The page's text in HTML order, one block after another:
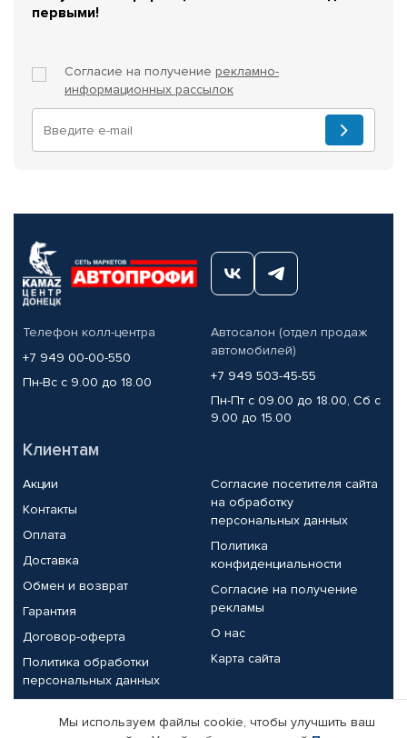
первыми!
Согласие на получение рекламно-
информационных рассылок
Телефон колл-центра
+7 949 00-00-550
Пн-Вс с 9.00 до 18.00
Автосалон (отдел продаж
автомобилей)
+7 949 503-45-55
Пн-Пт с 09.00 до 18.00, Сб с
9.00 до 15.00
Клиентам
Акции
Контакты
Оплата
Доставка
Обмен и возврат
Гарантия
Договор-оферта
Политика обработки
персональных данных
Согласие посетителя сайта
на обработку
персональных данных
Политика
конфиденциальности
Согласие на получение
рекламы
О нас
Карта сайта
Партнерам
Мы используем файлы cookie, чтобы улучшить ваш